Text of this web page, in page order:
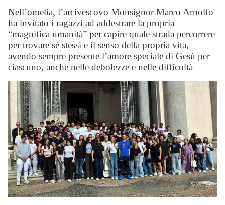
Nell’omelia, l’arcivescovo Monsignor Marco Arnolfo
ha invitato i ragazzi ad addestrare la propria
“magnifica umanità” per capire quale strada percorrere
per trovare sé stessi e il senso della propria vita,
avendo sempre presente l’amore speciale di Gesù per
ciascuno, anche nelle debolezze e nelle difficoltà